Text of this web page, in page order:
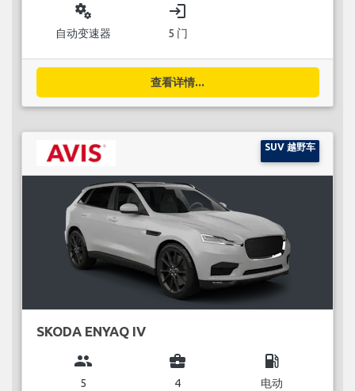
miscellaneous_services
自动变速器
login
5 门
查看详情...
SUV 越野车
SKODA ENYAQ IV
group
5
business_center
4
local_gas_station
电动